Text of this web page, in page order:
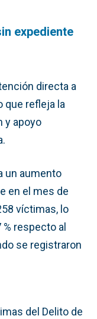
expediente
directa a
que refleja la
y apoyo
un aumento
en el mes de
víctimas, lo
respecto al
se registraron
del Delito de